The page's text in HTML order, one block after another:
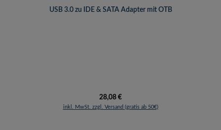
USB 3.0 zu IDE & SATA Adapter mit OTB
Regulärer Preis:
28,08 €
inkl. MwSt. zzgl. Versand (gratis ab 50€)